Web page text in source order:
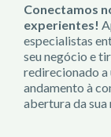
Conectamos
experientes!
especialistas
seu negócio e
redirecionado a
andamento à
abertura da sua